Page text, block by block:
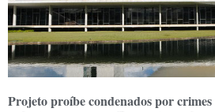
Projeto proíbe condenados por